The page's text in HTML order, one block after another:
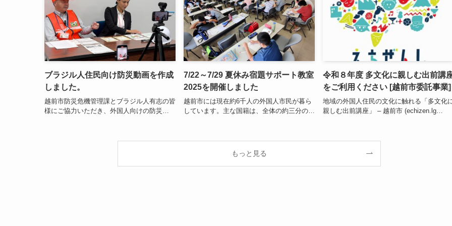
ブラジル人住民向け防災動画を作成
しました。
越前市防災危機管理課とブラジル人有志の皆
様にご協力いただき、外国人向けの防災…
7/22～7/29 夏休み宿題サポート教室
2025を開催しました
越前市には現在約6千人の外国人市民が暮ら
しています。主な国籍は、全体の約三分の…
令和８年度 多文化に親しむ出前講
をご利用ください [越前市委託事業]
地域の外国人住民の文化に触れる「多文化
親しむ出前講座」 – 越前市 (echizen.lg…
もっと見る